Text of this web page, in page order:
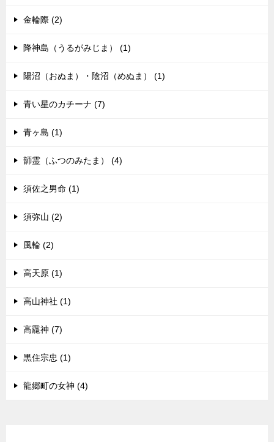
金輪際 (2)
降神島（うるがみじま） (1)
陽沼（おぬま）・陰沼（めぬま） (1)
青い星のカチーナ (7)
青ヶ島 (1)
韴霊（ふつのみたま） (4)
須佐之男命 (1)
須弥山 (2)
風輪 (2)
高天原 (1)
高山神社 (1)
高龗神 (7)
黒住宗忠 (1)
龍郷町の女神 (4)